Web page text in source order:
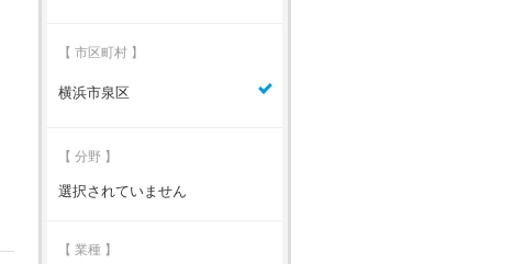
【 市区町村 】
横浜市泉区
【 分野 】
選択されていません
【 業種 】